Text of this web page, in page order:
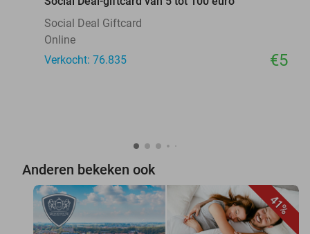
Social Deal Giftcard
Online
Verkocht: 76.835
€5
Anderen bekeken ook
41%